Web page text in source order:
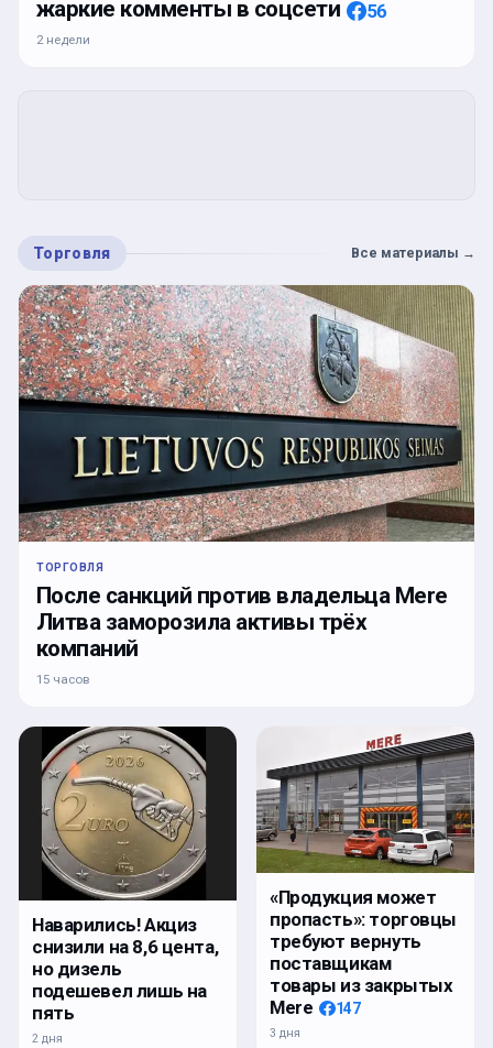
жаркие комменты в соцсети 56
2 недели
Торговля Все материалы →
ТОРГОВЛЯ
После санкций против владельца Mere
Литва заморозила активы трёх
компаний
15 часов
Наварились! Акциз
снизили на 8,6 цента,
но дизель
подешевел лишь на
пять
2 дня
«Продукция может
пропасть»: торговцы
требуют вернуть
поставщикам
товары из закрытых
Mere
147
3 дня